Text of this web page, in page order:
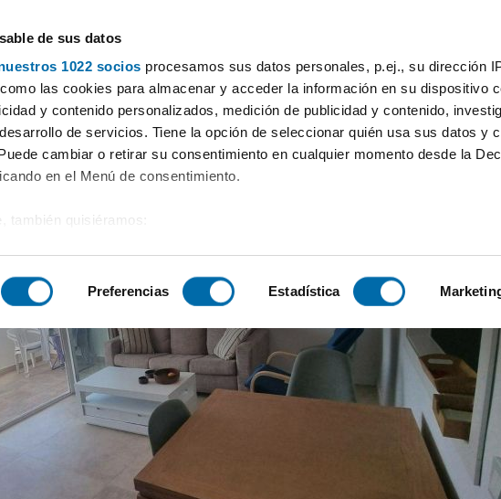
de sus datos
1022 socios procesamos sus datos personales, p.ej., su dirección
las cookies para almacenar y acceder la información en su dispositivo
y contenido personalizados, medición de publicidad y contenido,
de servicios. Tiene la opción de seleccionar quién usa sus datos y
cambiar o retirar su consentimiento en cualquier momento desde la
en el Menú de consentimiento.
también quisiéramos:
su dispositivo analizándolo activamente para buscar características
información sobre cómo se procesan sus datos personales y establezca
en lasección de datos. Puede cambiar o retirar su consentimiento en
de cookies.
este sitio web se usan para personalizar el contenido y los anuncios,
y analizar el tráfico. Además, compartimos información sobre el uso
nuestros partners de redes sociales, publicidad y análisis web, quienes
otra información que les haya proporcionado o que hayan recopilado a
Preferencias Estadística
Alquiler piso amueblado Santa ponça